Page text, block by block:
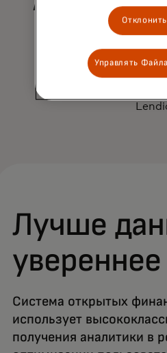
Денада
Senior Vice President
Лучше
Система открытых
использует
получения аналитики в
Управлять